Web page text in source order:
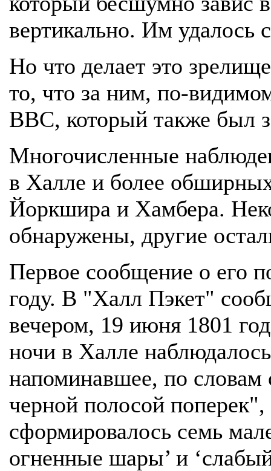
вертикально. Им удалось
Но что делает это
то, что за ним, по-
ВВС, который также был
Многочисленные
в Халле и более
Йоркшира и Хамбера.
обнаружены, другие
Первое сообщение о его
году. В "Халл Пэкет"
вечером, 19 июня 1801
ночи в Халле
напоминавшее, по
черной полосой
сформировалось семь
огненные шары’ и